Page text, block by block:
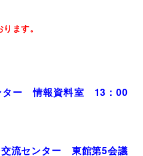
ます。
ター 情報資料室 13 ：00
流センター 東館第5会議